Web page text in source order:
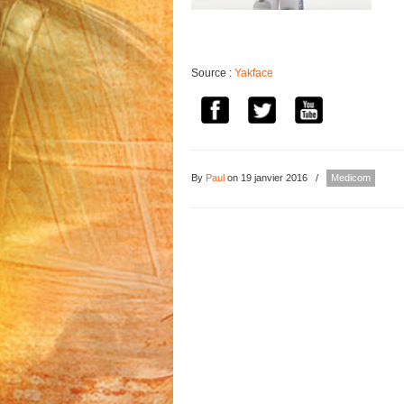
Source : Yakface
By Paul on 19 janvier 2016 / Medicom